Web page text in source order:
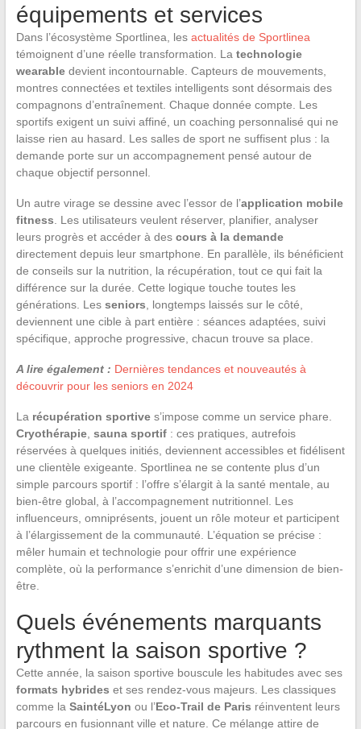
équipements et services
Dans l’écosystème Sportlinea, les actualités de Sportlinea
témoignent d’une réelle transformation. La technologie
wearabledevient incontournable. Capteurs de mouvements,
montres connectées et textiles intelligents sont désormais des
compagnons d’entraînement. Chaque donnée compte. Les
sportifs exigent un suivi affiné, un coaching personnalisé qui ne
laisse rien au hasard. Les salles de sport ne suffisent plus : la
demande porte sur un accompagnement pensé autour de
chaque objectif personnel.
Un autre virage se dessine avec l’essor de l’application mobile
fitness . Les utilisateurs veulent réserver, planifier, analyser
leurs progrès et accéder à des cours à la demande
directement depuis leur smartphone. En parallèle, ils bénéficient
de conseils sur la nutrition, la récupération, tout ce qui fait la
différence sur la durée. Cette logique touche toutes les
générations. Les seniors , longtemps laissés sur le côté,
deviennent une cible à part entière : séances adaptées, suivi
spécifique, approche progressive, chacun trouve sa place.
A lire également : Dernières tendances et nouveautés à
découvrir pour les seniors en 2024
La récupération sportives’impose comme un service phare.
Cryothérapie, sauna sportif: ces pratiques, autrefois
réservées à quelques initiés, deviennent accessibles et fidélisent
une clientèle exigeante. Sportlinea ne se contente plus d’un
simple parcours sportif : l’offre s’élargit à la santé mentale, au
bien-être global, à l’accompagnement nutritionnel. Les
influenceurs, omniprésents, jouent un rôle moteur et participent
à l’élargissement de la communauté. L’équation se précise :
mêler humain et technologie pour offrir une expérience
complète, où la performance s’enrichit d’une dimension de bien-
être.
Quels événements marquants
rythment la saison sportive ?
Cette année, la saison sportive bouscule les habitudes avec ses
formats hybrides et ses rendez-vous majeurs. Les classiques
comme la SaintéLyon ou l’Eco-Trail de Paris réinventent leurs
parcours en fusionnant ville et nature. Ce mélange attire de